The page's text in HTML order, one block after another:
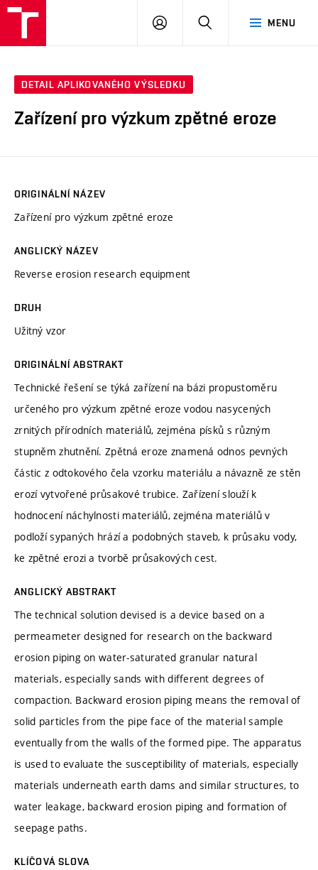
MENU
PŘIHLÁSIT
DETAIL APLIKOVANÉHO VÝSLEDKU
Zařízení pro výzkum zpětné eroze
ORIGINÁLNÍ NÁZEV
Zařízení pro výzkum zpětné eroze
ANGLICKÝ NÁZEV
Reverse erosion research equipment
DRUH
Užitný vzor
ORIGINÁLNÍ ABSTRAKT
Technické řešení se týká zařízení na bázi propustoměru
určeného pro výzkum zpětné eroze vodou nasycených
zrnitých přírodních materiálů, zejména písků s různým
stupněm zhutnění. Zpětná eroze znamená odnos pevných
částic z odtokového čela vzorku materiálu a návazně ze stěn
erozí vytvořené průsakové trubice. Zařízení slouží k
hodnocení náchylnosti materiálů, zejména materiálů v
podloží sypaných hrází a podobných staveb, k průsaku vody,
ke zpětné erozi a tvorbě průsakových cest.
ANGLICKÝ ABSTRAKT
The technical solution devised is a device based on a
permeameter designed for research on the backward
erosion piping on water-saturated granular natural
materials, especially sands with different degrees of
compaction. Backward erosion piping means the removal of
solid particles from the pipe face of the material sample
eventually from the walls of the formed pipe. The apparatus
is used to evaluate the susceptibility of materials, especially
materials underneath earth dams and similar structures, to
water leakage, backward erosion piping and formation of
seepage paths.
KLÍČOVÁ SLOVA